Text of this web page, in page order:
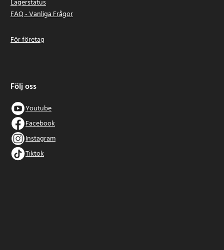
Lagerstatus
FAQ - Vanliga Frågor
För företag
Följ oss
Youtube
Facebook
Instagram
Tiktok